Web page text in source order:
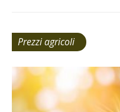
Prezzi agricoli